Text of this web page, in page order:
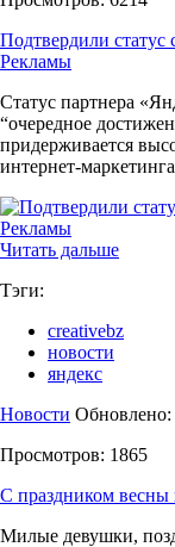
Подтвердили статус
Рекламы
Статус партнера
“очередное
придерживается
интернет-маркетинга
Читать дальше
Тэги:
creativebz
новости
яндекс
Новости Обновлено:
Просмотров: 1865
С праздником весны
Милые девушки,